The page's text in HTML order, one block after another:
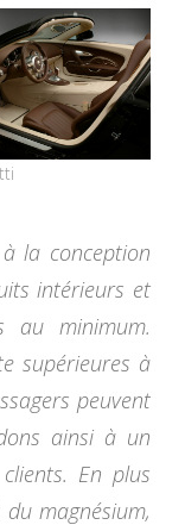
la conception
intérieurs et
au minimum.
supérieures à
peuvent
ainsi à un
En plus
magnésium,